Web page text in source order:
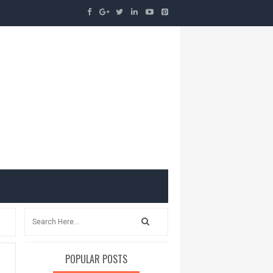
POPULAR POSTS